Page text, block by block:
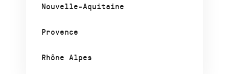
Nouvelle-Aquitaine
Provence
Rhône Alpes